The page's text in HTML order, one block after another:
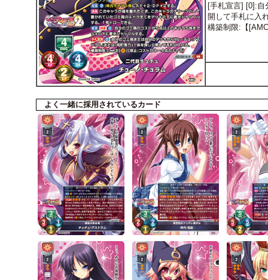
[手札宣言] [0]:自
開して手札に入
構築制限:【
よく一緒に採用されているカード